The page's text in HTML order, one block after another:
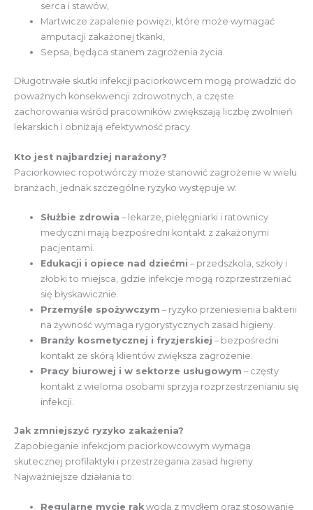
serca i stawów,
Martwicze zapalenie powięzi, które może wymagać
amputacji zakażonej tkanki,
Sepsa, będąca stanem zagrożenia życia.
Długotrwałe skutki infekcji paciorkowcem mogą prowadzić do
poważnych konsekwencji zdrowotnych, a częste
zachorowania wśród pracowników zwiększają liczbę zwolnień
lekarskich i obniżają efektywność pracy.
Kto jest najbardziej narażony?
Paciorkowiec ropotwórczy może stanowić zagrożenie w wielu
branżach, jednak szczególne ryzyko występuje w:
Służbie zdrowia – lekarze, pielęgniarki i ratownicy
medyczni mają bezpośredni kontakt z zakażonymi
pacjentami.
Edukacji i opiece nad dziećmi – przedszkola, szkoły i
żłobki to miejsca, gdzie infekcje mogą rozprzestrzeniać
się błyskawicznie.
Przemyśle spożywczym – ryzyko przeniesienia bakterii
na żywność wymaga rygorystycznych zasad higieny.
Branży kosmetycznej i fryzjerskiej – bezpośredni
kontakt ze skórą klientów zwiększa zagrożenie.
Pracy biurowej i w sektorze usługowym – częsty
kontakt z wieloma osobami sprzyja rozprzestrzenianiu się
infekcji.
Jak zmniejszyć ryzyko zakażenia?
Zapobieganie infekcjom paciorkowcowym wymaga
skutecznej profilaktyki i przestrzegania zasad higieny.
Najważniejsze działania to:
Regularne mycie rąkwodą z mydłem oraz stosowanie